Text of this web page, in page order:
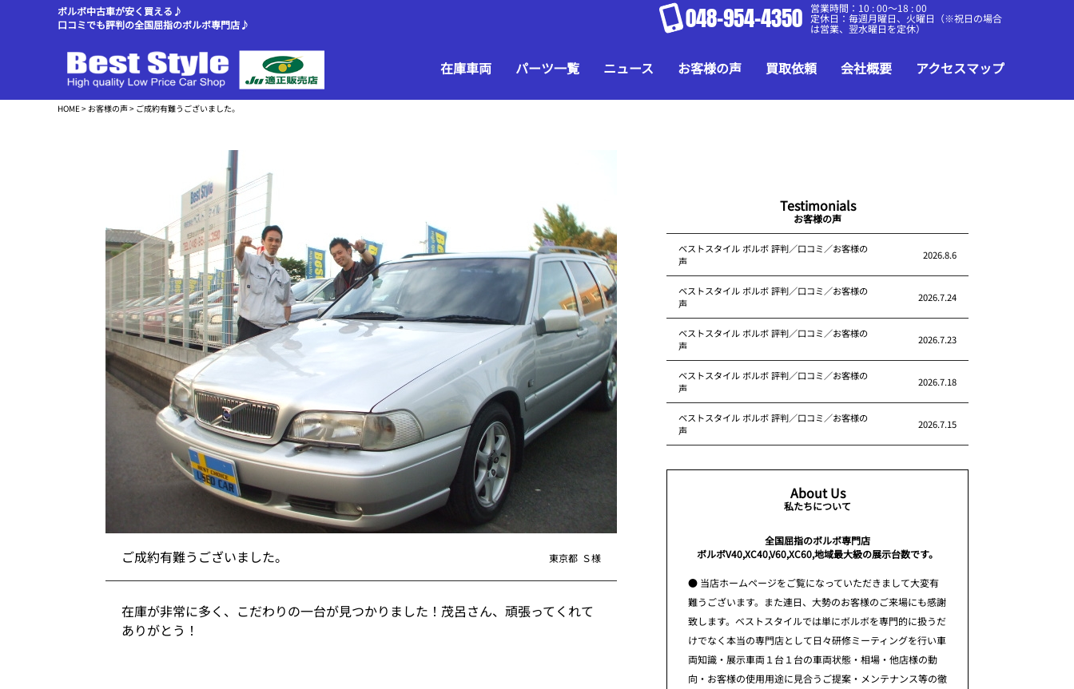
ボルボ中古車が安く買える♪
口コミでも評判の全国屈指のボルボ専門店♪
048-954-4350 営業時間：10 : 00～18 : 00
定休日：毎週月曜日、火曜日（※祝日の場合
は営業、翌水曜日を定休）
在庫車両 パーツ一覧 ニュース お客様の声 買取依頼 会社概要 アクセスマップ
HOME> お客様の声> ご成約有難うございました。
ご成約有難うございました。 東京都 Ｓ様
在庫が非常に多く、こだわりの一台が見つかりました！茂呂さん、頑張ってくれて
ありがとう！
Testimonials
お客様の声
ベストスタイル ボルボ 評判／口コミ／お客様の
声
2026.8.6
ベストスタイル ボルボ 評判／口コミ／お客様の
声
2026.7.24
ベストスタイル ボルボ 評判／口コミ／お客様の
声
2026.7.23
ベストスタイル ボルボ 評判／口コミ／お客様の
声
2026.7.18
ベストスタイル ボルボ 評判／口コミ／お客様の
声
2026.7.15
About Us
私たちについて
全国屈指のボルボ専門店
ボルボV40,XC40,V60,XC60,地域最大級の展示台数です。
● 当店ホームページをご覧になっていただきまして大変有
難うございます。また連日、大勢のお客様のご来場にも感謝
致します。ベストスタイルでは単にボルボを専門的に扱うだ
けでなく本当の専門店として日々研修ミーティングを行い車
両知識・展示車両１台１台の車両状態・相場・他店様の動
向・お客様の使用用途に見合うご提案・メンテナンス等の徹